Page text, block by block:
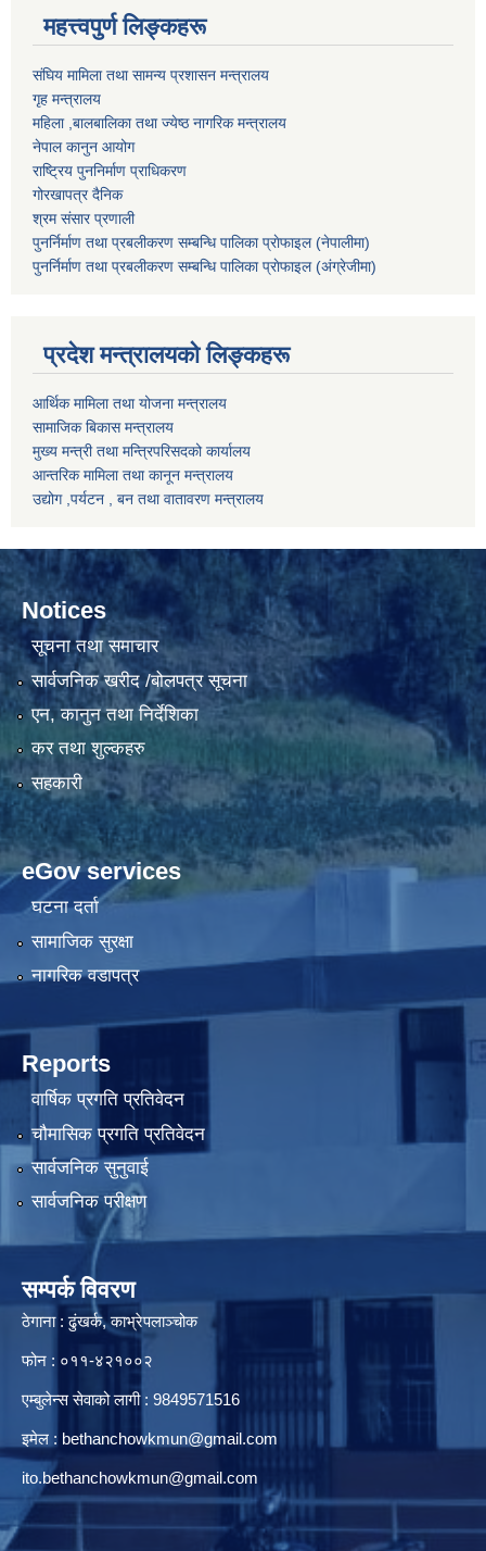
महत्त्वपुर्ण लिङ्कहरू
संघिय मामिला तथा सामन्य प्रशासन मन्त्रालय
गृह मन्त्रालय
महिला ,बालबालिका तथा ज्येष्ठ नागरिक मन्त्रालय
नेपाल कानुन आयोग
राष्ट्रिय पुननिर्माण प्राधिकरण
गोरखापत्र दैनिक
श्रम संसार प्रणाली
पुनर्निर्माण तथा प्रबलीकरण सम्बन्धि पालिका प्राेफाइल (नेपालीमा)
पुनर्निर्माण तथा प्रबलीकरण सम्बन्धि पालिका प्राेफाइल(अंग्रेजीमा)
प्रदेश मन्त्रालयको लिङ्कहरू
आर्थिक मामिला तथा योजना मन्त्रालय
सामाजिक बिकास मन्त्रालय
मुख्य मन्त्री तथा मन्त्रिपरिसदको कार्यालय
आन्तरिक मामिला तथा कानून मन्त्रालय
उद्योग ,पर्यटन , बन तथा वातावरण मन्त्रालय
Notices
सूचना तथा समाचार
सार्वजनिक खरीद /बोलपत्र सूचना
एन, कानुन तथा निर्देशिका
कर तथा शुल्कहरु
सहकारी
eGov services
घटना दर्ता
सामाजिक सुरक्षा
नागरिक वडापत्र
Reports
वार्षिक प्रगति प्रतिवेदन
चौमासिक प्रगति प्रतिवेदन
सार्वजनिक सुनुवाई
सार्वजनिक परीक्षण
सम्पर्क विवरण
ठेगाना : ढुंखर्क, काभ्रेपलाञ्चोक
फोन : ०११-४२१००२
एम्बुलेन्स सेवाको लागी : 9849571516
इमेल : bethanchowkmun@gmail.com
ito.bethanchowkmun@gmail.com